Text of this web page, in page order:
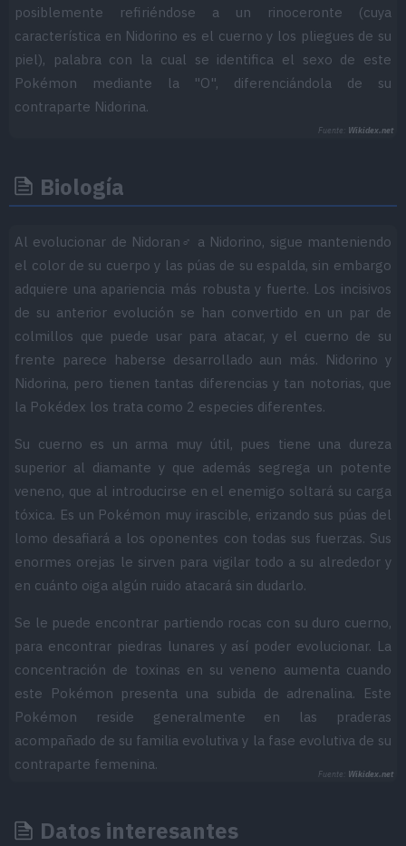
posiblemente refiriéndose a un rinoceronte (cuya
característica en Nidorino es el cuerno y los pliegues de su
piel), palabra con la cual se identifica el sexo de este
Pokémon mediante la "O", diferenciándola de su
contraparte Nidorina.
Fuente: Wikidex.net
Biología
Al evolucionar de Nidoran♂ a Nidorino, sigue manteniendo
el color de su cuerpo y las púas de su espalda, sin embargo
adquiere una apariencia más robusta y fuerte. Los incisivos
de su anterior evolución se han convertido en un par de
colmillos que puede usar para atacar, y el cuerno de su
frente parece haberse desarrollado aun más. Nidorino y
Nidorina, pero tienen tantas diferencias y tan notorias, que
la Pokédex los trata como 2 especies diferentes.
Su cuerno es un arma muy útil, pues tiene una dureza
superior al diamante y que además segrega un potente
veneno, que al introducirse en el enemigo soltará su carga
tóxica. Es un Pokémon muy irascible, erizando sus púas del
lomo desafiará a los oponentes con todas sus fuerzas. Sus
enormes orejas le sirven para vigilar todo a su alrededor y
en cuánto oiga algún ruido atacará sin dudarlo.
Se le puede encontrar partiendo rocas con su duro cuerno,
para encontrar piedras lunares y así poder evolucionar. La
concentración de toxinas en su veneno aumenta cuando
este Pokémon presenta una subida de adrenalina. Este
Pokémon reside generalmente en las praderas
acompañado de su familia evolutiva y la fase evolutiva de su
contraparte femenina.
Fuente: Wikidex.net
Datos interesantes